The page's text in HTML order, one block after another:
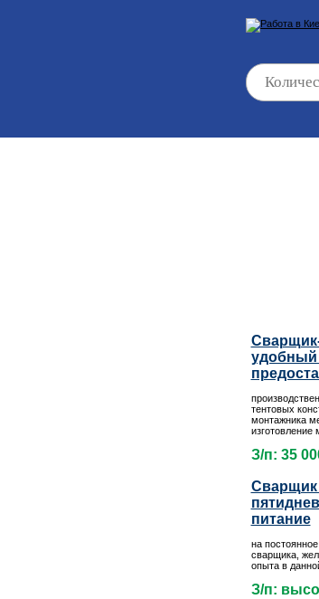
удобный
тентовых
монтажника
изготовление
З/п: 35
питание
на
сварщика,
опыта в
З/п: